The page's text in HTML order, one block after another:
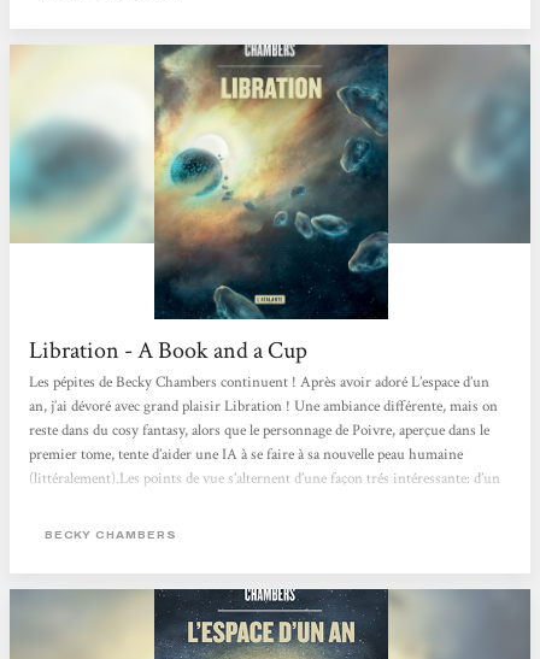
Libration - A Book and a Cup
Les pépites de Becky Chambers continuent ! Après avoir adoré L’espace d’un
an, j’ai dévoré avec grand plaisir Libration ! Une ambiance différente, mais on
reste dans du cosy fantasy, alors que le personnage de Poivre, aperçue dans le
premier tome, tente d’aider une IA à se faire à sa nouvelle peau humaine
(littéralement).Les points de vue s’alternent d’une façon trés intéressante: d’un
de Lovelace. À travers le temps, et malgré leurs...
BECKY CHAMBERS